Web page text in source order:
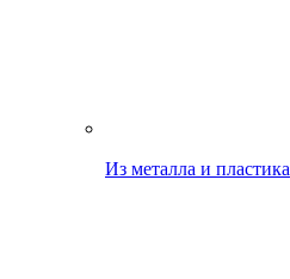
Из металла и пластика